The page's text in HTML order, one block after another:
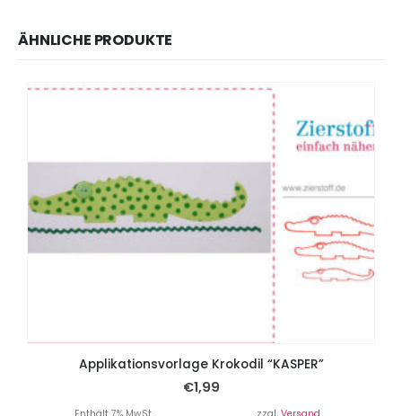
ÄHNLICHE PRODUKTE
Applikationsvorlage Krokodil “KASPER”
€1,99